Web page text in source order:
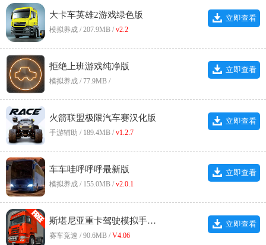
大卡车英雄2游戏绿色版
模拟养成 / 207.9MB / v2.2
立即查看
拒绝上班游戏纯净版
模拟养成 / 77.9MB /
立即查看
火箭联盟极限汽车赛汉化版
手游辅助 / 189.4MB / v1.2.7
立即查看
车车哇呼呼呼最新版
模拟养成 / 155.0MB / v2.0.1
立即查看
斯堪尼亚重卡驾驶模拟手机最新版
赛车竞速 / 90.6MB / V4.06
立即查看